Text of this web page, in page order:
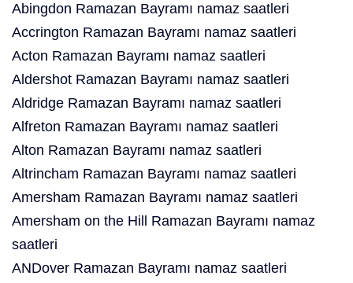
Abingdon Ramazan Bayramı namaz saatleri
Accrington Ramazan Bayramı namaz saatleri
Acton Ramazan Bayramı namaz saatleri
Aldershot Ramazan Bayramı namaz saatleri
Aldridge Ramazan Bayramı namaz saatleri
Alfreton Ramazan Bayramı namaz saatleri
Alton Ramazan Bayramı namaz saatleri
Altrincham Ramazan Bayramı namaz saatleri
Amersham Ramazan Bayramı namaz saatleri
Amersham on the Hill Ramazan Bayramı namaz
saatleri
ANDover Ramazan Bayramı namaz saatleri